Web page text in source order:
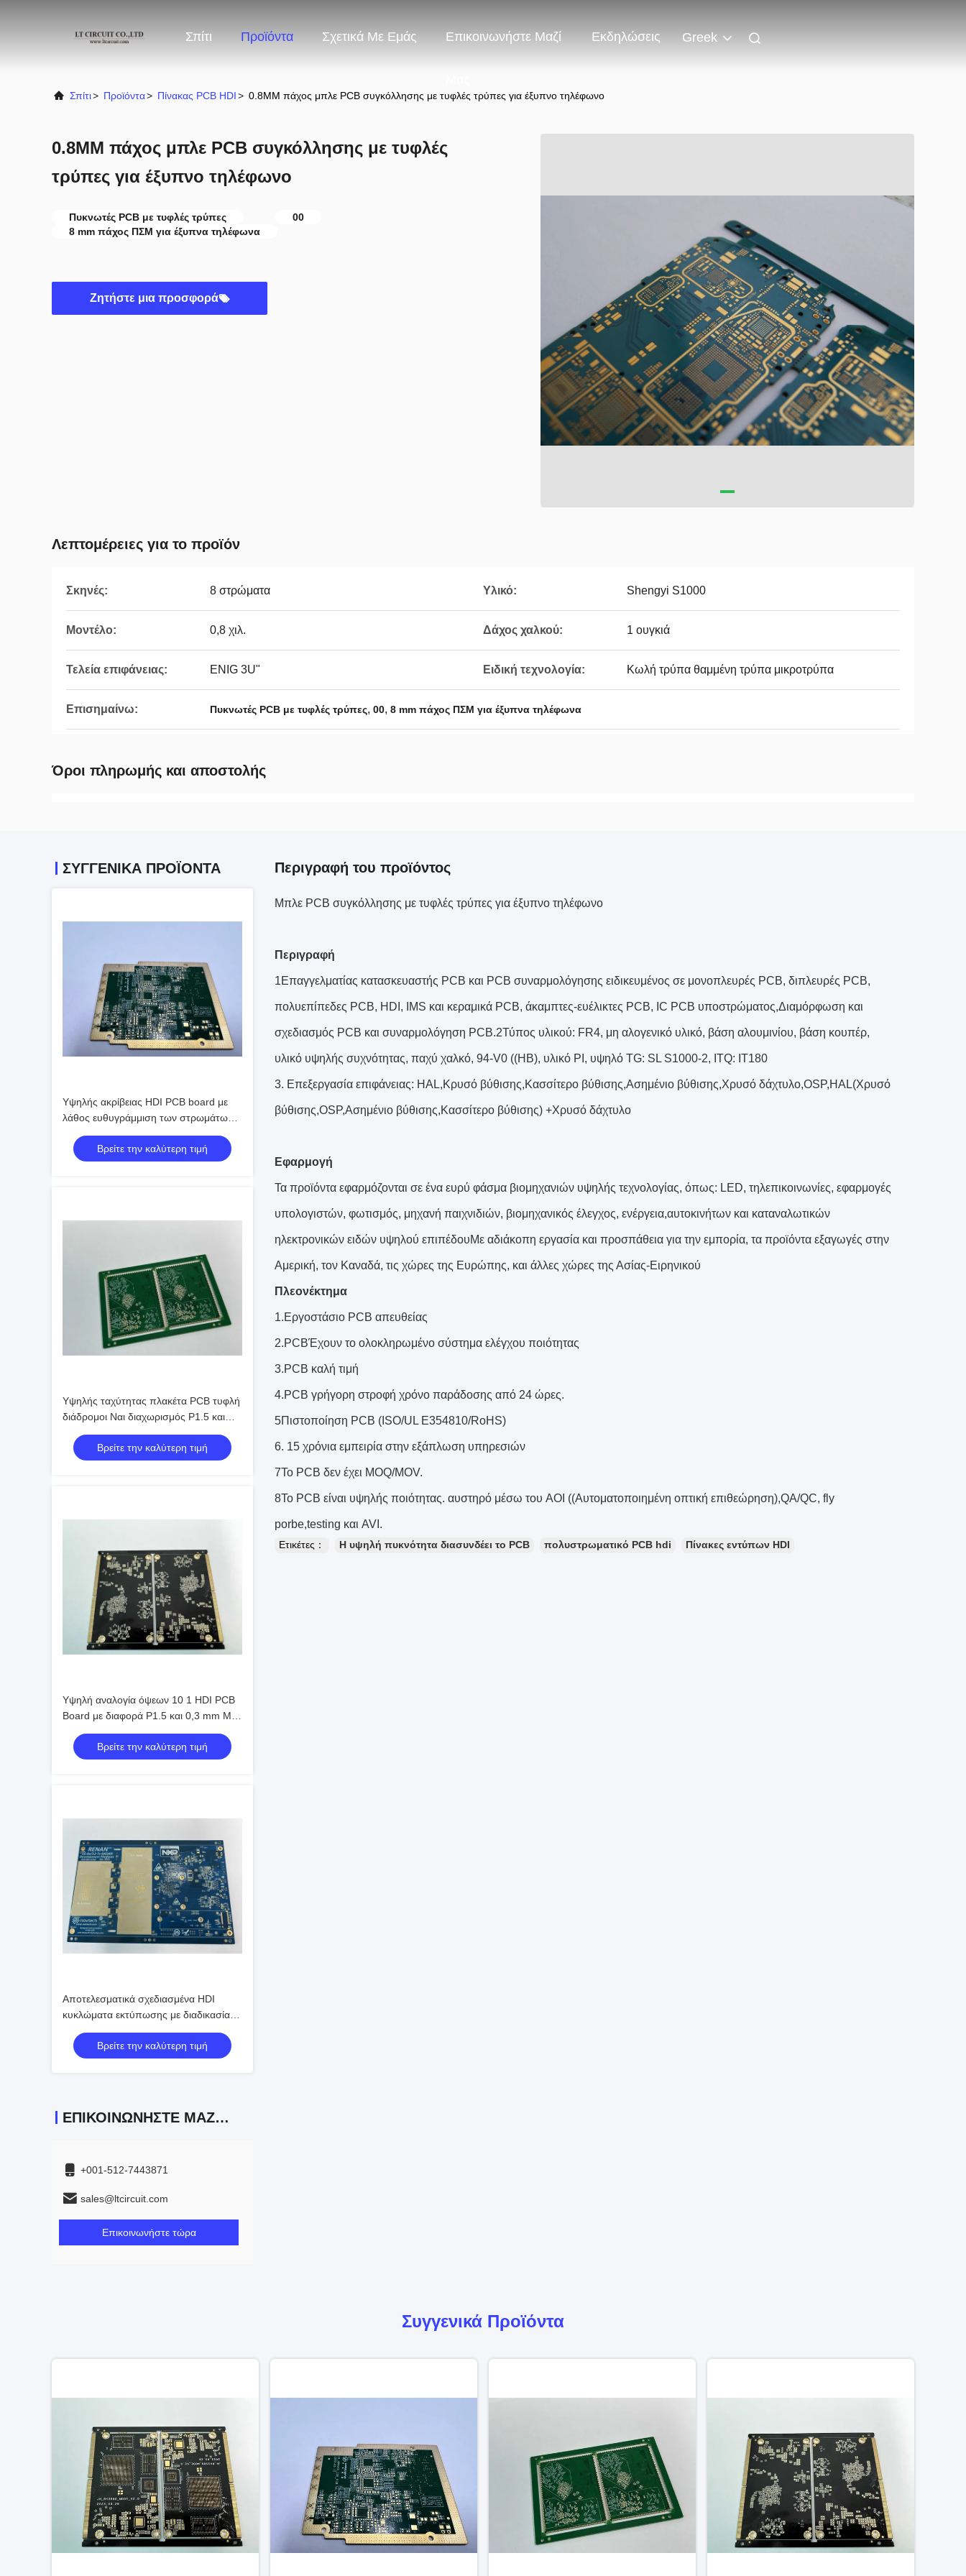
Σπίτι Προϊόντα Σχετικά Με Εμάς Επικοινωνήστε Μαζί Εκδηλώσεις Greek
Σπίτι> Προϊόντα> Πίνακας PCB HDI> 0.8MM πάχος μπλε PCB συγκόλλησης με τυφλές τρύπες για έξυπνο τηλέφωνο
0.8MM πάχος μπλε PCB συγκόλλησης με τυφλές
τρύπες για έξυπνο τηλέφωνο
Πυκνωτές PCB με τυφλές τρύπες
00
8 mm πάχος ΠΣΜ για έξυπνα τηλέφωνα
Ζητήστε μια προσφορά
Λεπτομέρειες για το προϊόν
Σκηνές: 8 στρώματα Υλικό: Shengyi S1000
Μοντέλο: 0,8 χιλ. Δάχος χαλκού: 1 ουγκιά
Τελεία επιφάνειας: ENIG 3U" Ειδική τεχνολογία: Κωλή τρύπα θαμμένη τρύπα μικροτρύπα
Επισημαίνω: Πυκνωτές PCB με τυφλές τρύπες, 00, 8 mm πάχος ΠΣΜ για έξυπνα τηλέφωνα
Όροι πληρωμής και αποστολής
ΣΥΓΓΕΝΙΚΆ ΠΡΟΪΌΝΤΑ
Υψηλής ακρίβειας HDI PCB board με
λάθος ευθυγράμμιση των στρωμάτων /-
0,06 4L Min. Bga Pitch 0,3mm
Βρείτε την καλύτερη τιμή
Υψηλής ταχύτητας πλακέτα PCB τυφλή
διάδρομοι Ναι διαχωρισμός P1.5 και
ταχύτητα κατασκευής για την γραμμή
παραγωγής σας
Βρείτε την καλύτερη τιμή
Υψηλή αναλογία όψεων 10 1 HDI PCB
Board με διαφορά P1.5 και 0,3 mm Min.
Bga Pitch
Βρείτε την καλύτερη τιμή
Αποτελεσματικά σχεδιασμένα HDI
κυκλώματα εκτύπωσης με διαδικασία
βύθισης χρυσού και διαστήματα P1.5
Βρείτε την καλύτερη τιμή
ΕΠΙΚΟΙΝΩΝΉΣΤΕ ΜΑΖΊ ΜΑΣ
+001-512-7443871
sales@ltcircuit.com
Επικοινωνήστε τώρα
Περιγραφή του προϊόντος
Μπλε PCB συγκόλλησης με τυφλές τρύπες για έξυπνο τηλέφωνο
Περιγραφή
1Επαγγελματίας κατασκευαστής PCB και PCB συναρμολόγησης ειδικευμένος σε μονοπλευρές PCB, διπλευρές PCB,
πολυεπίπεδες PCB, HDI, IMS και κεραμικά PCB, άκαμπτες-ευέλικτες PCB, IC PCB υποστρώματος,Διαμόρφωση και
σχεδιασμός PCB και συναρμολόγηση PCB.2Τύπος υλικού: FR4, μη αλογενικό υλικό, βάση αλουμινίου, βάση κουπέρ,
υλικό υψηλής συχνότητας, παχύ χαλκό, 94-V0 ((HB), υλικό PI, υψηλό TG: SL S1000-2, ITQ: IT180
3. Επεξεργασία επιφάνειας: HAL,Κρυσό βύθισης,Κασσίτερο βύθισης,Ασημένιο βύθισης,Χρυσό δάχτυλο,OSP,HAL(Χρυσό
βύθισης,OSP,Ασημένιο βύθισης,Κασσίτερο βύθισης) +Χρυσό δάχτυλο
Εφαρμογή
Τα προϊόντα εφαρμόζονται σε ένα ευρύ φάσμα βιομηχανιών υψηλής τεχνολογίας, όπως: LED, τηλεπικοινωνίες, εφαρμογές
υπολογιστών, φωτισμός, μηχανή παιχνιδιών, βιομηχανικός έλεγχος, ενέργεια,αυτοκινήτων και καταναλωτικών
ηλεκτρονικών ειδών υψηλού επιπέδουΜε αδιάκοπη εργασία και προσπάθεια για την εμπορία, τα προϊόντα εξαγωγές στην
Αμερική, τον Καναδά, τις χώρες της Ευρώπης, και άλλες χώρες της Ασίας-Ειρηνικού
Πλεονέκτημα
1.Εργοστάσιο PCB απευθείας
2.PCBΈχουν το ολοκληρωμένο σύστημα ελέγχου ποιότητας
3.PCB καλή τιμή
4.PCB γρήγορη στροφή χρόνο παράδοσης από 24 ώρες.
5Πιστοποίηση PCB (ISO/UL E354810/RoHS)
6. 15 χρόνια εμπειρία στην εξάπλωση υπηρεσιών
7Το PCB δεν έχει MOQ/MOV.
8Το PCB είναι υψηλής ποιότητας. αυστηρό μέσω του AOI ((Αυτοματοποιημένη οπτική επιθεώρηση),QA/QC, fly
porbe,testing και AVI.
Ετικέτες： Η υψηλή πυκνότητα διασυνδέει το PCB πολυστρωματικό PCB hdi Πίνακες εντύπων HDI
Συγγενικά Προϊόντα